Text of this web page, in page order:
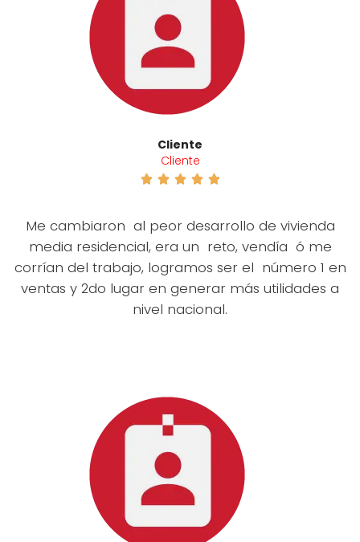
Cliente
Cliente
    
Me cambiaron al peor desarrollo de vivienda
media residencial, era un reto, vendía ó me
corrían del trabajo, logramos ser el número 1 en
ventas y 2do lugar en generar más utilidades a
nivel nacional.